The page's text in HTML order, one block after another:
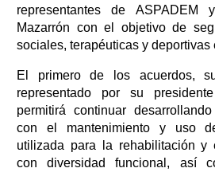
representantes de
Mazarrón con el objetivo de
sociales, terapéuticas y deportivas
El primero de los acuerdos,
representado por su
permitirá continuar
con el mantenimiento y uso
utilizada para la rehabilitación y
con diversidad funcional, así